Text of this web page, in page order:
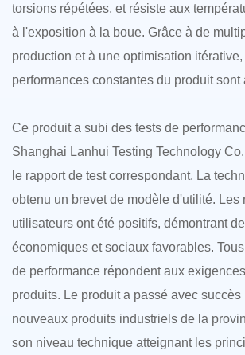
torsions répétées, et résiste aux
à l'exposition à la boue. Grâce à de
production et à une optimisation
performances constantes du produit sont
Ce produit a subi des tests de
Shanghai Lanhui Testing Technology
le rapport de test correspondant. La
obtenu un brevet de modèle d'utilité. Les
utilisateurs ont été positifs, démontrant
économiques et sociaux favorables.
de performance répondent aux
produits. Le produit a passé avec
nouveaux produits industriels de la
son niveau technique atteignant les